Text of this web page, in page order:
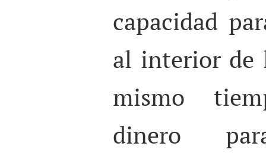
capacidad
al interior de
mismo
dinero